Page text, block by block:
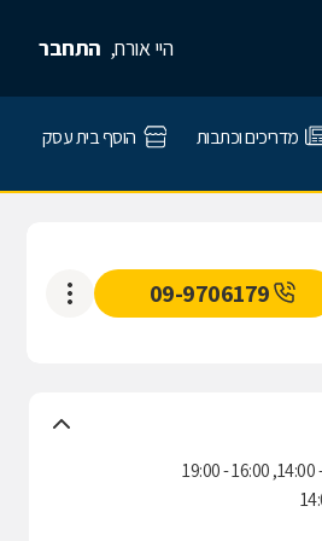
היי אורח, התחבר
מדריכים וכתבות הוסף בית עסק
09-9706179